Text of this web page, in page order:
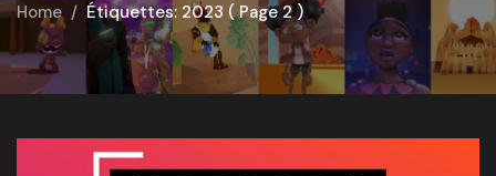
Home Étiquettes: 2023 ( Page 2 )